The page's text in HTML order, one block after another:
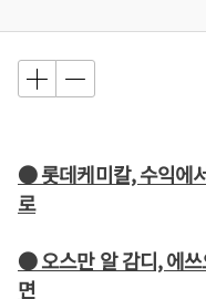
● 롯데케미칼, 수익에
로
● 오스만 알 감디, 에쓰
면